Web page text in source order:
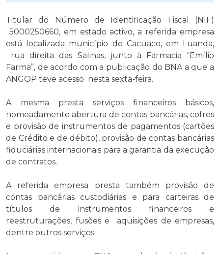
Titular do Número de Identificação Fiscal (NIF)
5000250660, em estado activo, a referida empresa
está localizada município de Cacuaco, em Luanda,
rua direita das Salinas, junto à Farmacia “Emílio
Farma”, de acordo com a publicação do BNA a que a
ANGOP teve acesso nesta sexta-feira.
A mesma presta serviços financeiros básicos,
nomeadamente abertura de contas bancárias, cofres
e provisão de instrumentos de pagamentos (cartões
de Crédito e de débito), provisão de contas bancárias
fiduciárias internacionais para a garantia da execução
de contratos.
A referida empresa presta também provisão de
contas bancárias custodiárias e para carteiras de
títulos de instrumentos financeiros e
reestruturações, fusões e aquisições de empresas,
dentre outros serviços.